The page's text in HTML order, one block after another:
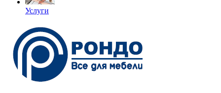
Услуги